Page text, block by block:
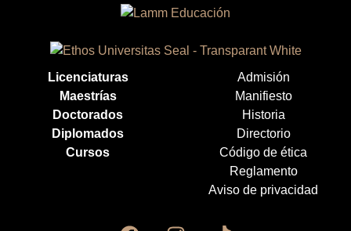
Licenciaturas
Maestrías
Doctorados
Diplomados
Cursos
Admisión
Manifiesto
Historia
Directorio
Código de ética
Reglamento
Aviso de privacidad